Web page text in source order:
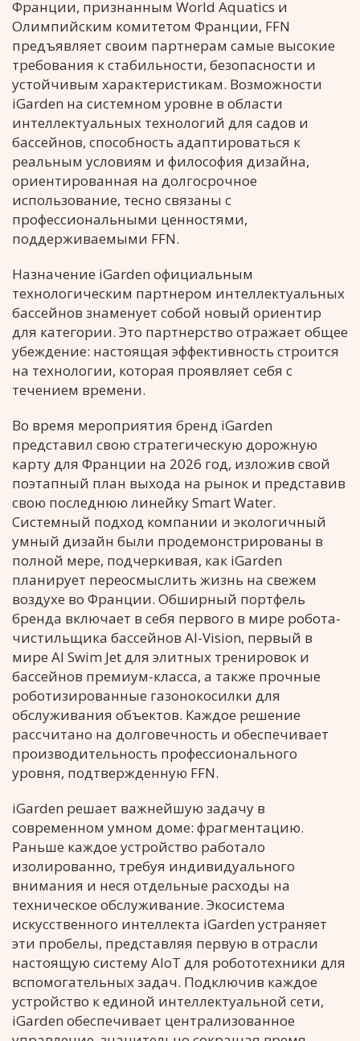
Франции, признанным World Aquatics и
Олимпийским комитетом Франции, FFN
предъявляет своим партнерам самые высокие
требования к стабильности, безопасности и
устойчивым характеристикам. Возможности
iGarden на системном уровне в области
интеллектуальных технологий для садов и
бассейнов, способность адаптироваться к
реальным условиям и философия дизайна,
ориентированная на долгосрочное
использование, тесно связаны с
профессиональными ценностями,
поддерживаемыми FFN.
Назначение iGarden официальным
технологическим партнером интеллектуальных
бассейнов знаменует собой новый ориентир
для категории. Это партнерство отражает общее
убеждение: настоящая эффективность строится
на технологии, которая проявляет себя с
течением времени.
Во время мероприятия бренд iGarden
представил свою стратегическую дорожную
карту для Франции на 2026 год, изложив свой
поэтапный план выхода на рынок и представив
свою последнюю линейку Smart Water.
Системный подход компании и экологичный
умный дизайн были продемонстрированы в
полной мере, подчеркивая, как iGarden
планирует переосмыслить жизнь на свежем
воздухе во Франции. Обширный портфель
бренда включает в себя первого в мире робота-
чистильщика бассейнов AI-Vision, первый в
мире AI Swim Jet для элитных тренировок и
бассейнов премиум-класса, а также прочные
роботизированные газонокосилки для
обслуживания объектов. Каждое решение
рассчитано на долговечность и обеспечивает
производительность профессионального
уровня, подтвержденную FFN.
iGarden решает важнейшую задачу в
современном умном доме: фрагментацию.
Раньше каждое устройство работало
изолированно, требуя индивидуального
внимания и неся отдельные расходы на
техническое обслуживание. Экосистема
искусственного интеллекта iGarden устраняет
эти пробелы, представляя первую в отрасли
настоящую систему AIoT для робототехники для
вспомогательных задач. Подключив каждое
устройство к единой интеллектуальной сети,
iGarden обеспечивает централизованное